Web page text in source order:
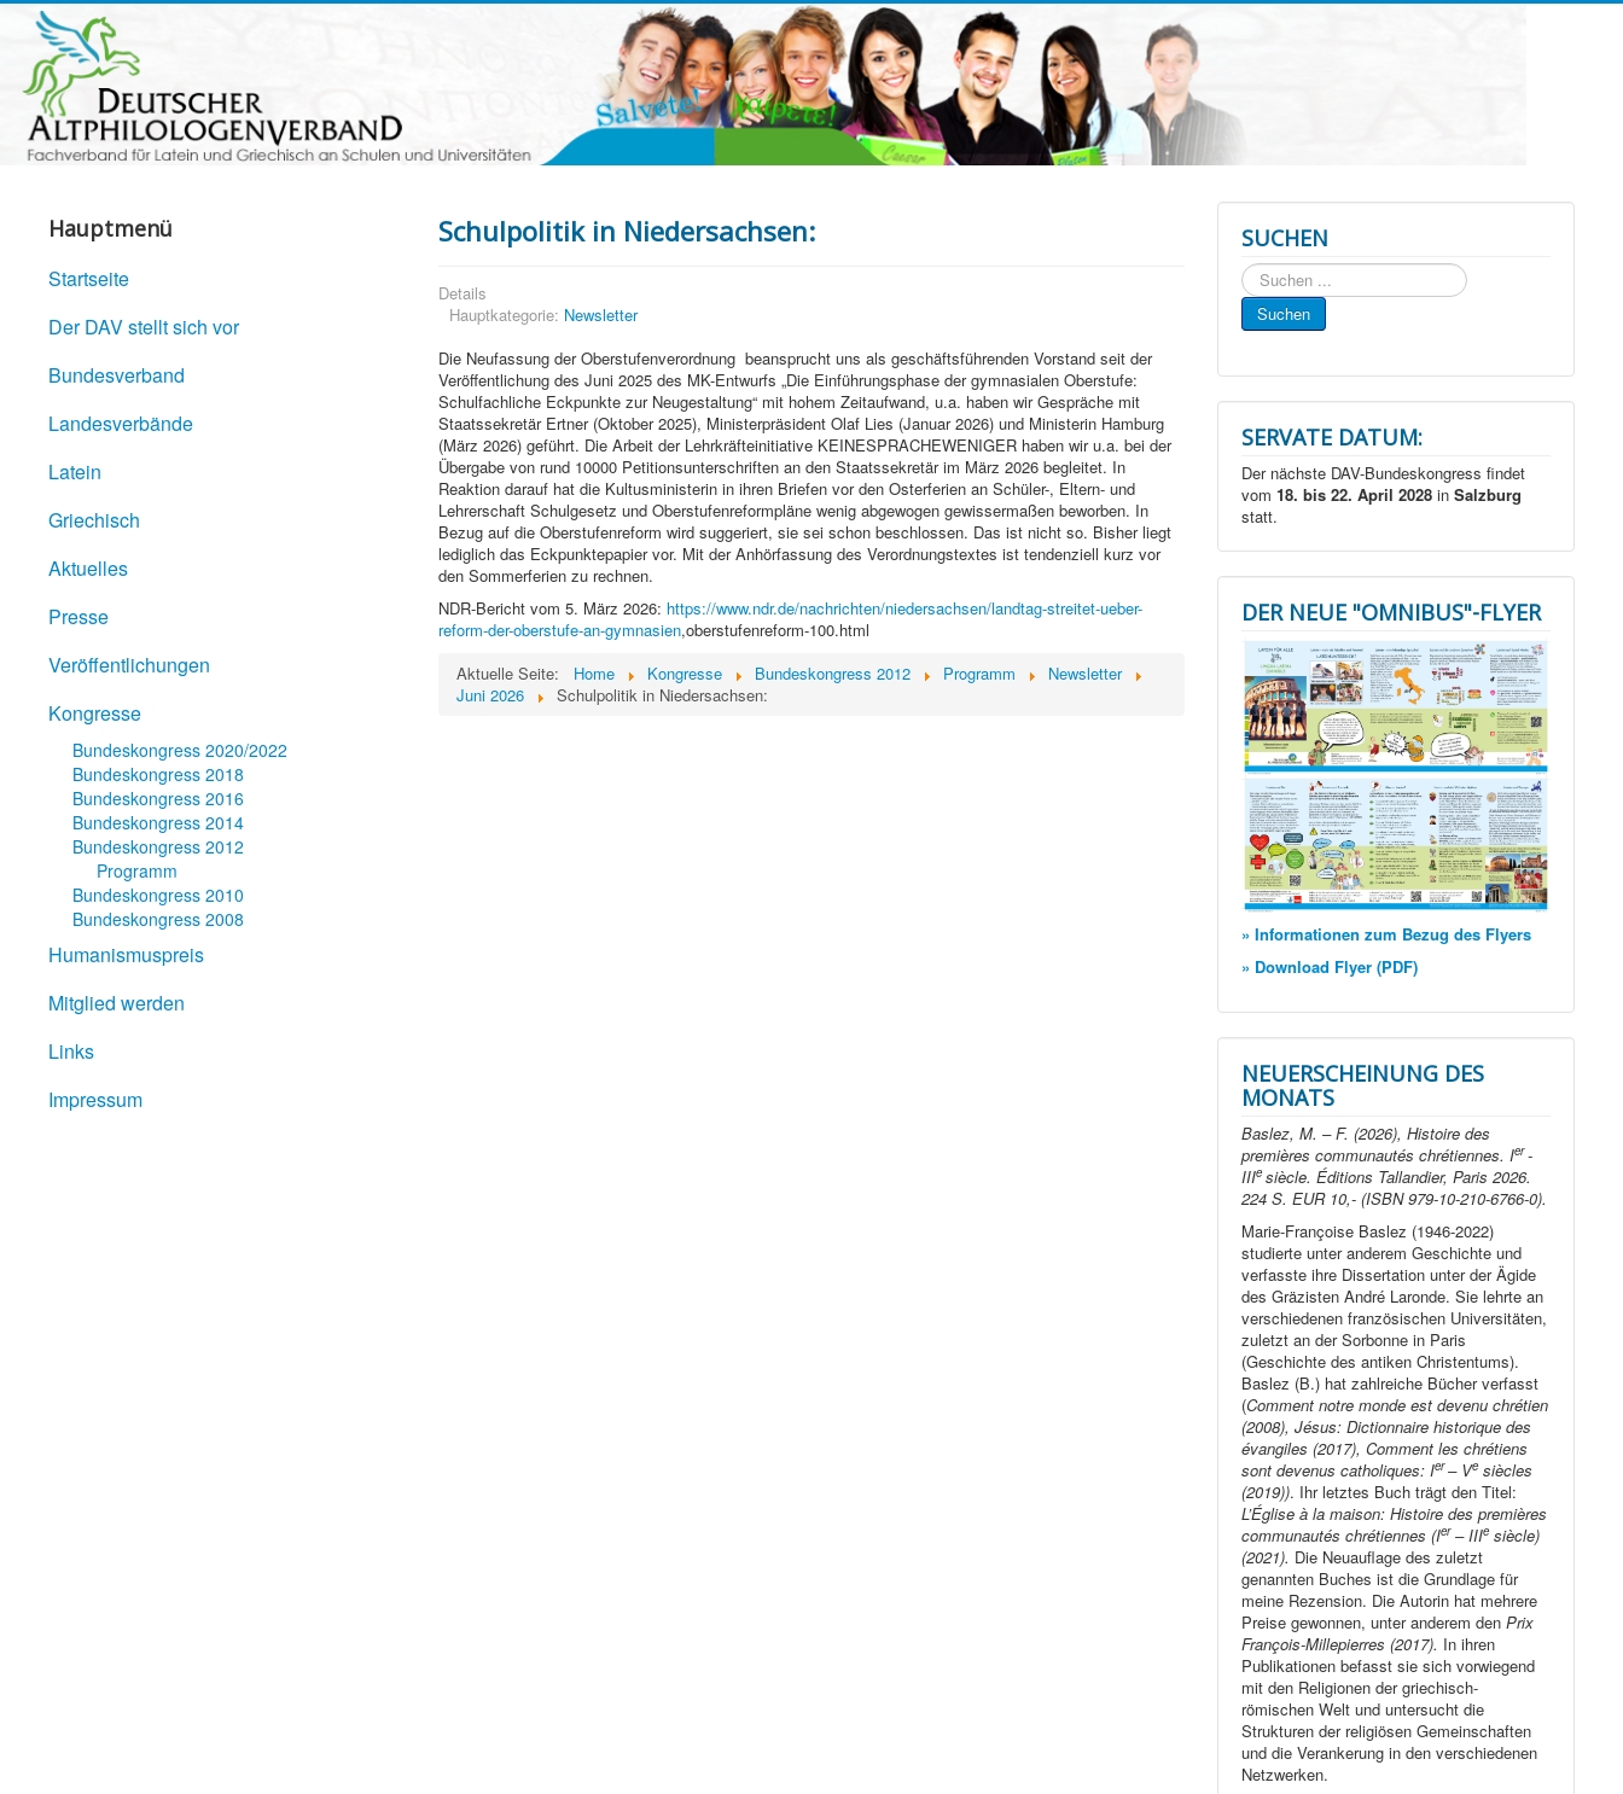
Hauptmenü
Startseite
Der DAV stellt sich vor
Bundesverband
Landesverbände
Latein
Griechisch
Aktuelles
Presse
Veröffentlichungen
Kongresse
Bundeskongress 2020/2022
Bundeskongress 2018
Bundeskongress 2016
Bundeskongress 2014
Bundeskongress 2012
Programm
Bundeskongress 2010
Bundeskongress 2008
Humanismuspreis
Mitglied werden
Links
Impressum
Schulpolitik in Niedersachsen:
Details
Hauptkategorie: Newsletter
Die Neufassung der Oberstufenverordnung beansprucht uns als geschäftsführenden Vorstand seit der
Veröffentlichung des Juni 2025 des MK-Entwurfs „Die Einführungsphase der gymnasialen Oberstufe:
Schulfachliche Eckpunkte zur Neugestaltung“ mit hohem Zeitaufwand, u.a. haben wir Gespräche mit
Staatssekretär Ertner (Oktober 2025), Ministerpräsident Olaf Lies (Januar 2026) und Ministerin Hamburg
(März 2026) geführt. Die Arbeit der Lehrkräfteinitiative KEINESPRACHEWENIGER haben wir u.a. bei der
Übergabe von rund 10000 Petitionsunterschriften an den Staatssekretär im März 2026 begleitet. In
Reaktion darauf hat die Kultusministerin in ihren Briefen vor den Osterferien an Schüler-, Eltern- und
Lehrerschaft Schulgesetz und Oberstufenreformpläne wenig abgewogen gewissermaßen beworben. In
Bezug auf die Oberstufenreform wird suggeriert, sie sei schon beschlossen. Das ist nicht so. Bisher liegt
lediglich das Eckpunktepapier vor. Mit der Anhörfassung des Verordnungstextes ist tendenziell kurz vor
den Sommerferien zu rechnen.
NDR-Bericht vom 5. März 2026: https://www.ndr.de/nachrichten/niedersachsen/landtag-streitet-ueber-
reform-der-oberstufe-an-gymnasien,oberstufenreform-100.html
Aktuelle Seite:
Home Kongresse Bundeskongress 2012 Programm
Newsletter
Juni 2026
Schulpolitik in Niedersachsen:
SUCHEN
Suchen
...
Suchen
SERVATE DATUM:
Der nächste DAV-Bundeskongress findet
vom18. bis 22. April 2028 inSalzburg
statt.
DER NEUE "OMNIBUS"-FLYER
» Informationen zum Bezug des Flyers
» Download Flyer (PDF)
NEUERSCHEINUNG DES
MONATS
Baslez, M. – F. (2026), Histoire des
premières communautés chrétiennes. Ier-
IIIe siècle. Éditions Tallandier, Paris 2026.
224 S. EUR 10,- (ISBN 979-10-210-6766-0).
Marie-Françoise Baslez (1946-2022)
studierte unter anderem Geschichte und
verfasste ihre Dissertation unter der Ägide
des Gräzisten André Laronde. Sie lehrte an
verschiedenen französischen Universitäten,
zuletzt an der Sorbonne in Paris
(Geschichte des antiken Christentums).
Baslez (B.) hat zahlreiche Bücher verfasst
(Comment notre monde est devenu chrétien
(2008), Jésus: Dictionnaire historique des
évangiles (2017), Comment les chrétiens
sont devenus catholiques: Ier– Ve siècles
(2019)). Ihr letztes Buch trägt den Titel:
L’Église à la maison: Histoire des premières
communautés chrétiennes (Ier– IIIe siècle)
(2021). Die Neuauflage des zuletzt
genannten Buches ist die Grundlage für
meine Rezension. Die Autorin hat mehrere
Preise gewonnen, unter anderem denPrix
François-Millepierres (2017). In ihren
Publikationen befasst sie sich vorwiegend
mit den Religionen der griechisch-
römischen Welt und untersucht die
Strukturen der religiösen Gemeinschaften
und die Verankerung in den verschiedenen
Netzwerken.